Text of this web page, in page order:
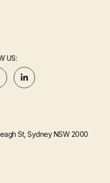
US:
St, Sydney NSW 2000